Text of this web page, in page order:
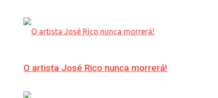
O artista José Rico nunca morrerá!